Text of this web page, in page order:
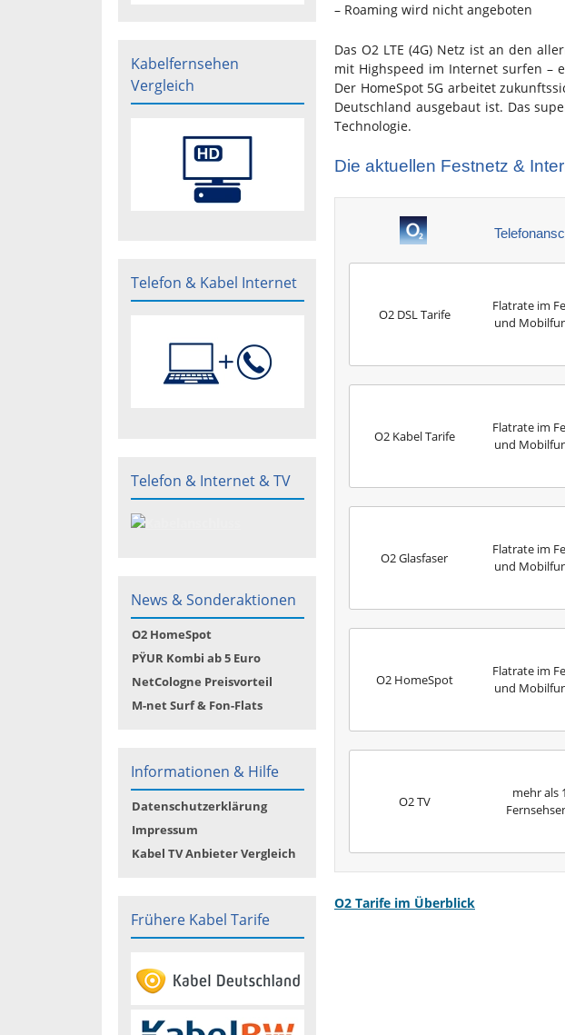
Kabelfernsehen
Vergleich
Telefon & Kabel Internet
Telefon & Internet & TV
News & Sonderaktionen
O2 HomeSpot
PŸUR Kombi ab 5 Euro
NetCologne Preisvorteil
M-net Surf & Fon-Flats
Informationen & Hilfe
Datenschutzerklärung
Impressum
Kabel TV Anbieter Vergleich
Frühere Kabel Tarife
– Roaming wird nicht angeboten
Das O2 LTE (4G) Netz ist an den
mit Highspeed im Internet surfen –
Der HomeSpot 5G arbeitet
Deutschland ausgebaut ist. Das
Technologie.
Die aktuellen Festnetz &
O2 DSL Tarife
Flatrate im
und
O2 Kabel Tarife
Flatrate im
und
O2 Glasfaser
Flatrate im
und
O2 HomeSpot
Flatrate im
und
O2 TV
mehr als
O2 Tarife im Überblick